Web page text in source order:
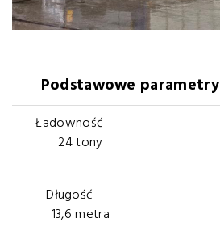
Podstawowe parametry
Ładowność
24 tony
Długość
13,6 metra